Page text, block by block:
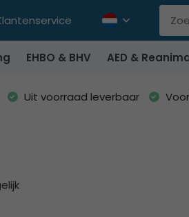
EHBO & BHV AED &
Uit voorraad leverbaar